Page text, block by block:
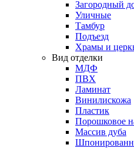
Загородный
Уличные
Тамбур
Подъезд
Храмы и
Вид отделки
МДФ
ПВХ
Ламинат
Винилискожа
Пластик
Порошковое
Массив дуба